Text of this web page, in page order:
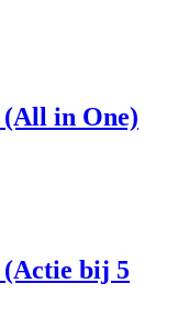
in One)
bij 5